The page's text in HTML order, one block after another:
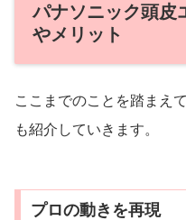
パナソニック頭皮
やメリット
ここまでのことを踏まえ
も紹介していきます。
プロの動きを再現